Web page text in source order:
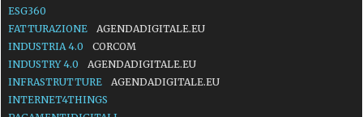
ESG360
FATTURAZIONE
AGENDADIGITALE.EU
INDUSTRIA 4.0
CORCOM
INDUSTRY 4.0
AGENDADIGITALE.EU
INFRASTRUTTURE
AGENDADIGITALE.EU
INTERNET4THINGS